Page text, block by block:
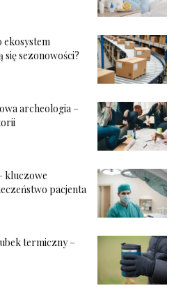
ekosystem
się sezonowości?
archeologia –
kluczowe
pacjenta
termiczny –